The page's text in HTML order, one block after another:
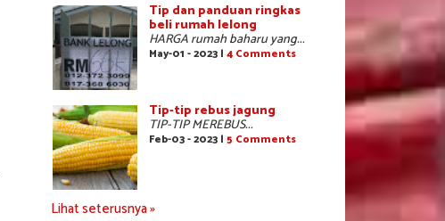
Tip dan panduan ringkas
beli rumah lelong
HARGA rumah baharu yang...
May-01 - 2023 | 4 Comments
Tip-tip rebus jagung
TIP-TIP MEREBUS...
Feb-03 - 2023 | 5 Comments
Lihat seterusnya »